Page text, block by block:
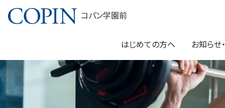
コパン学園前
はじめての方へ お知らせ